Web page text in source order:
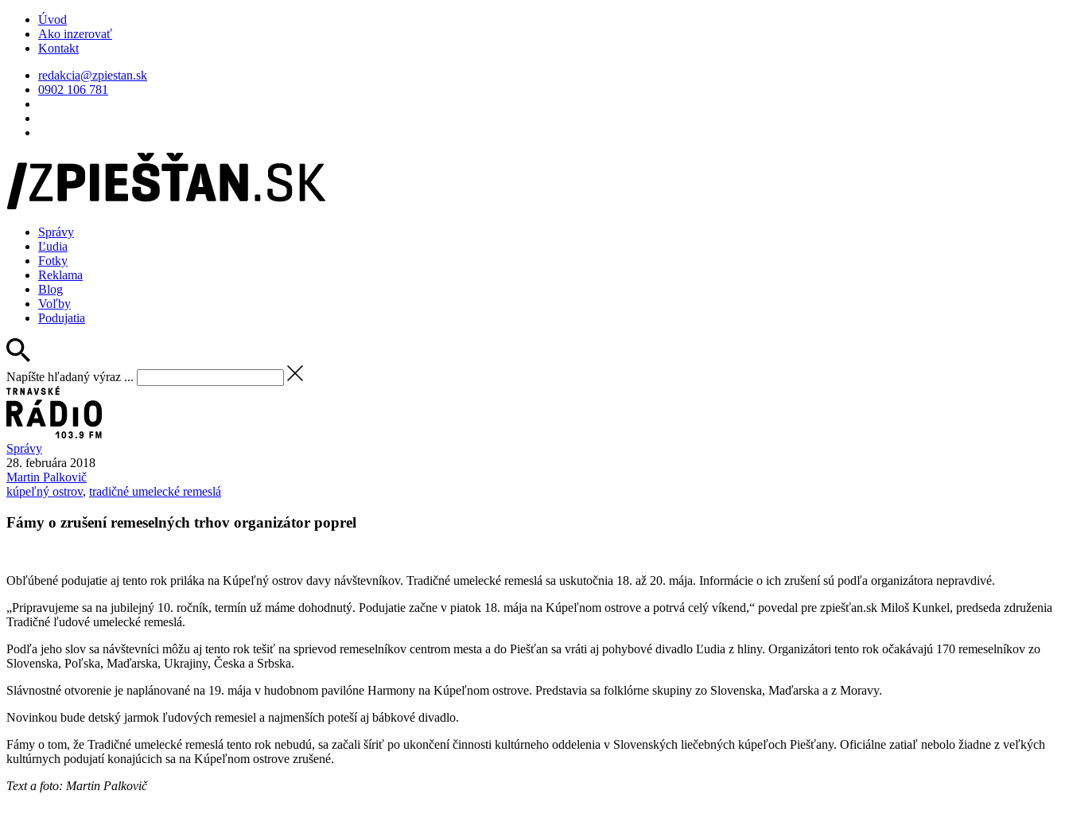
Úvod
Ako inzerovať
Kontakt
redakcia@zpiestan.sk
0902 106 781
Správy
Ľudia
Fotky
Reklama
Blog
Voľby
Podujatia
Napíšte hľadaný výraz ...
Správy
28. februára 2018
Martin Palkovič
kúpeľný ostrov, tradičné umelecké remeslá
Fámy o zrušení remeselných trhov organizátor poprel
Obľúbené podujatie aj tento rok priláka na Kúpeľný ostrov davy návštevníkov. Tradičné umelecké remeslá sa uskutočnia 18. až 20. mája. Informácie o ich zrušení sú podľa organizátora nepravdivé.
„Pripravujeme sa na jubilejný 10. ročník, termín už máme dohodnutý. Podujatie začne v piatok 18. mája na Kúpeľnom ostrove a potrvá celý víkend,“ povedal pre zpiešťan.sk Miloš Kunkel, predseda združenia
Tradičné ľudové umelecké remeslá.
Podľa jeho slov sa návštevníci môžu aj tento rok tešiť na sprievod remeselníkov centrom mesta a do Piešťan sa vráti aj pohybové divadlo Ľudia z hliny. Organizátori tento rok očakávajú 170 remeselníkov zo
Slovenska, Poľska, Maďarska, Ukrajiny, Česka a Srbska.
Slávnostné otvorenie je naplánované na 19. mája v hudobnom pavilóne Harmony na Kúpeľnom ostrove. Predstavia sa folklórne skupiny zo Slovenska, Maďarska a z Moravy.
Novinkou bude detský jarmok ľudových remesiel a najmenších poteší aj bábkové divadlo.
Fámy o tom, že Tradičné umelecké remeslá tento rok nebudú, sa začali šíriť po ukončení činnosti kultúrneho oddelenia v Slovenských liečebných kúpeľoch Piešťany. Oficiálne zatiaľ nebolo žiadne z veľkých
kultúrnych podujatí konajúcich sa na Kúpeľnom ostrove zrušené.
Text a foto: Martin Palkovič